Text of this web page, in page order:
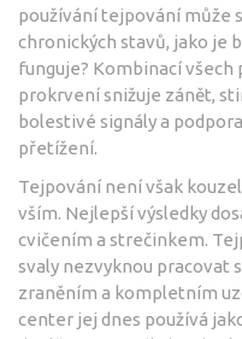
používání tejpování může
chronických stavů, jako je
funguje? Kombinací všech
prokrvení snižuje zánět,
bolestivé signály a
přetížení.
Tejpování není však
vším. Nejlepší výsledky
cvičením a strečinkem.
svaly nezvyknou pracovat
zraněním a kompletním
center jej dnes používá